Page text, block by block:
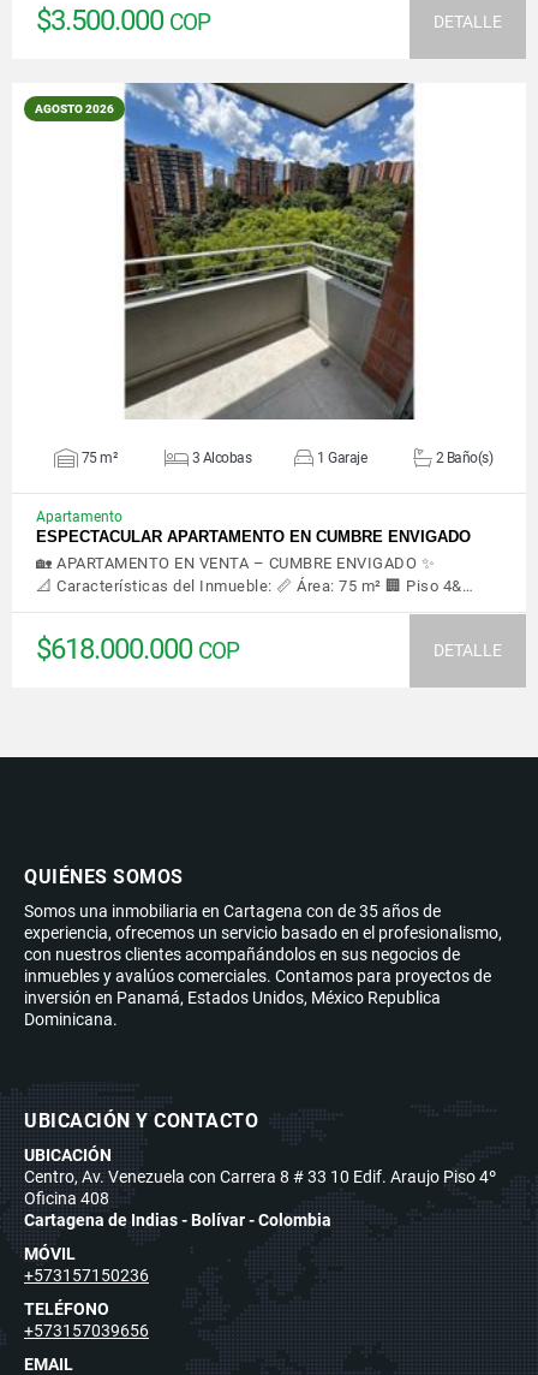
$3.500.000 COP DETALLE
AGOSTO 2026
VER DETALLES
75 m² 3 Alcobas 1 Garaje 2 Baño(s)
Apartamento
ESPECTACULAR APARTAMENTO EN CUMBRE ENVIGADO
🏡 APARTAMENTO EN VENTA – CUMBRE ENVIGADO ✨
📐 Características del Inmueble: 📏 Área: 75 m² 🏢 Piso 4&…
$618.000.000 COP DETALLE
QUIÉNES SOMOS
Somos una inmobiliaria en Cartagena con de 35 años de
experiencia, ofrecemos un servicio basado en el profesionalismo,
con nuestros clientes acompañándolos en sus negocios de
inmuebles y avalúos comerciales. Contamos para proyectos de
inversión en Panamá, Estados Unidos, México Republica
Dominicana.
UBICACIÓN Y CONTACTO
UBICACIÓN
Centro, Av. Venezuela con Carrera 8 # 33 10 Edif. Araujo Piso 4º
Oficina 408
Cartagena de Indias - Bolívar - Colombia
MÓVIL
+573157150236
TELÉFONO
+573157039656
EMAIL